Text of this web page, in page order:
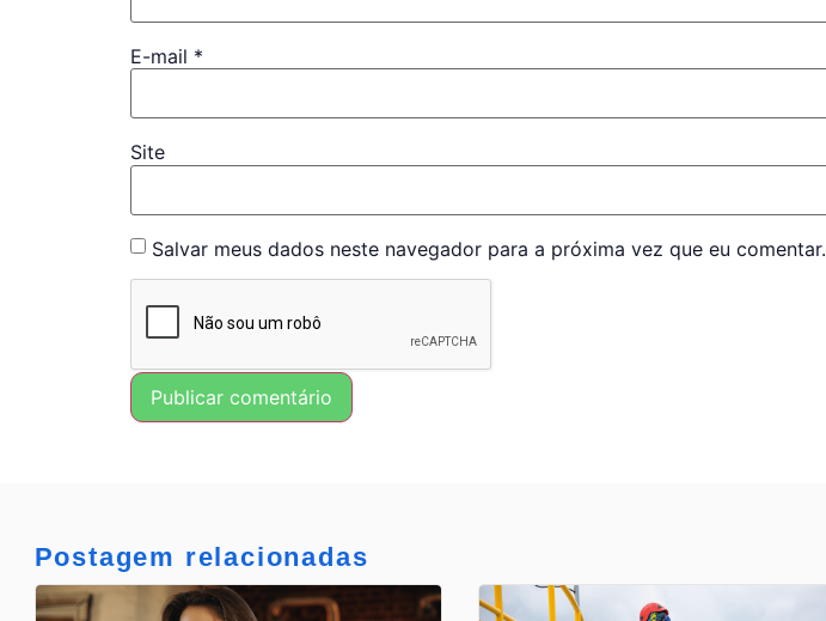
E-mail *
Site
Salvar meus dados neste navegador para a próxima vez que eu comentar.
Postagem relacionadas